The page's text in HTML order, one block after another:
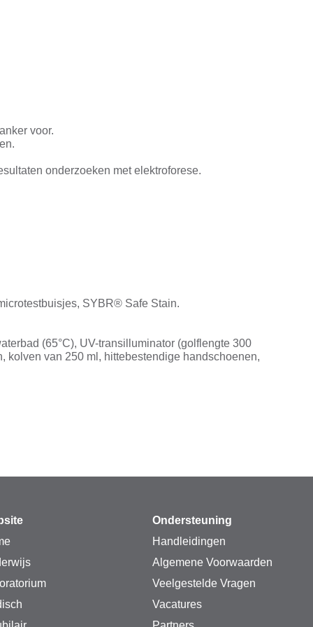
voor.
onderzoeken met elektroforese.
SYBR® Safe Stain.
(65°C), UV-transilluminator (golflengte 300
kolven van 250 ml, hittebestendige handschoenen,
Ondersteuning
Handleidingen
Algemene Voorwaarden
Veelgestelde Vragen
Vacatures